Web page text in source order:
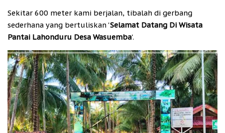
Sekitar 600 meter kami berjalan, tibalah di gerbang
sederhana yang bertuliskan 'Selamat Datang Di Wisata
Pantai Lahonduru Desa Wasuemba'.